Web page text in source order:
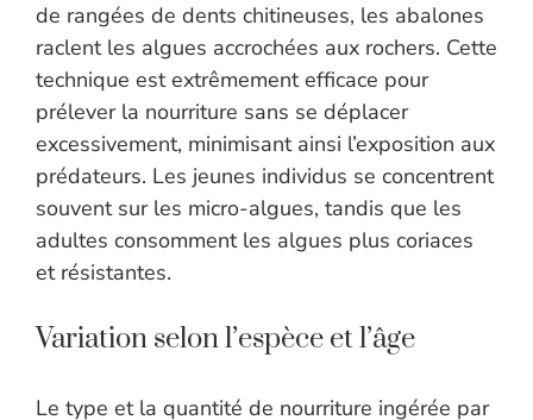
de rangées de dents chitineuses, les abalones
raclent les algues accrochées aux rochers. Cette
technique est extrêmement efficace pour
prélever la nourriture sans se déplacer
excessivement, minimisant ainsi l’exposition aux
prédateurs. Les jeunes individus se concentrent
souvent sur les micro-algues, tandis que les
adultes consomment les algues plus coriaces
et résistantes.
Variation selon l’espèce et l’âge
Le type et la quantité de nourriture ingérée par